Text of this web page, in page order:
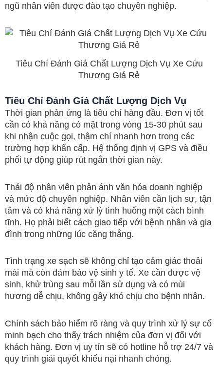
ngũ nhân viên được đào tạo chuyên nghiệp.
Tiêu Chí Đánh Giá Chất Lượng Dịch Vụ Xe Cứu
Thương Giá Rẻ
Tiêu Chí Đánh Giá Chất Lượng Dịch Vụ
Thời gian phản ứng là tiêu chí hàng đầu. Đơn vị tốt
cần có khả năng có mặt trong vòng 15-30 phút sau
khi nhận cuộc gọi, thậm chí nhanh hơn trong các
trường hợp khẩn cấp. Hệ thống định vị GPS và điều
phối tự động giúp rút ngắn thời gian này.
Thái độ nhân viên phản ánh văn hóa doanh nghiệp
và mức độ chuyên nghiệp. Nhân viên cần lịch sự, tận
tâm và có khả năng xử lý tình huống một cách bình
tĩnh. Họ phải biết cách giao tiếp với bệnh nhân và gia
đình trong những lúc căng thẳng.
Tình trạng xe sạch sẽ không chỉ tạo cảm giác thoải
mái mà còn đảm bảo vệ sinh y tế. Xe cần được vệ
sinh, khử trùng sau mỗi lần sử dụng và có mùi
hương dễ chịu, không gây khó chịu cho bệnh nhân.
Chính sách bảo hiểm rõ ràng và quy trình xử lý sự cố
minh bạch cho thấy trách nhiệm của đơn vị đối với
khách hàng. Đơn vị uy tín sẽ có hotline hỗ trợ 24/7 và
quy trình giải quyết khiếu nại nhanh chóng.